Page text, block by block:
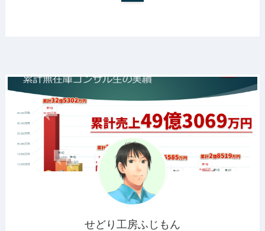
せどり工房ふじもん